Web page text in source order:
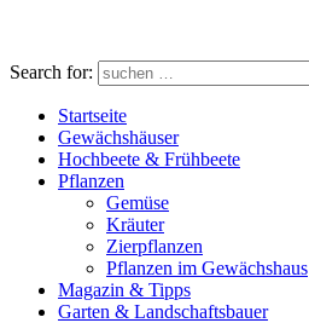
Search for:
Startseite
Gewächshäuser
Hochbeete & Frühbeete
Pflanzen
Gemüse
Kräuter
Zierpflanzen
Pflanzen im Gewächshaus
Magazin & Tipps
Garten & Landschaftsbauer